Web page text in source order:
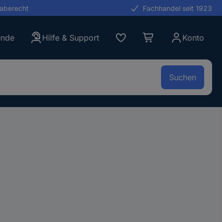
Fachhandel seit 1923
Hilfe & Support Konto
Suchen